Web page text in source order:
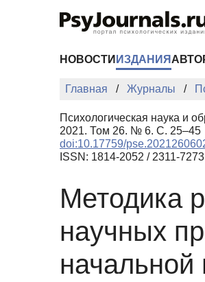
НОВОСТИ ИЗДАНИЯ
Главная Журналы
Психологическая наука и
2021. Том 26. № 6. С. 25–45
doi:10.17759/
ISSN: 1814-2052 / 2311-
Методика
научных
начальной